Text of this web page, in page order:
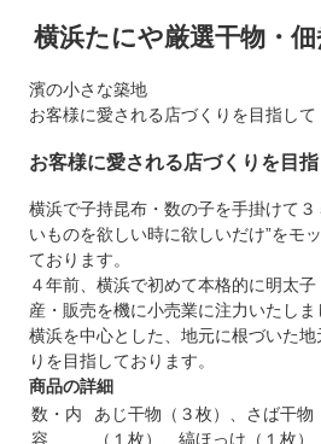
横浜たにや厳選干物・佃
濱の小さな築地
お客様に愛される店づくりを目指して
お客様に愛される店づくりを目
横浜で子持昆布・数の子を手掛けて３
いものを欲しい時に欲しいだけ”をモ
ております。
４年前、横浜で初めて本格的に明太
産・販売を機に小売業に注力いたしま
横浜を中心とした、地元に根づいた地
りを目指しております。
商品の詳細
数・内
容
あじ干物（３枚）、さば干物
（１枚）、縞ほっけ（１枚）